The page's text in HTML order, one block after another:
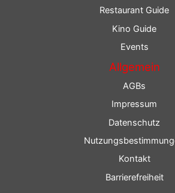
Restaurant Guide
Kino Guide
Events
Allgemein
AGBs
Impressum
Datenschutz
Kontakt
Barrierefreiheit